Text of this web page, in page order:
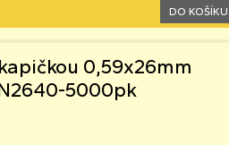
DO KOŠÍKU
0,59x26mm
5000pk